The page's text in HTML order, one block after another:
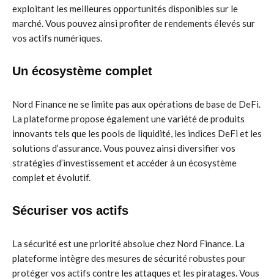
exploitant les meilleures opportunités disponibles sur le
marché. Vous pouvez ainsi profiter de rendements élevés sur
vos actifs numériques.
Un écosystème complet
Nord Finance ne se limite pas aux opérations de base de DeFi.
La plateforme propose également une variété de produits
innovants tels que les pools de liquidité, les indices DeFi et les
solutions d’assurance. Vous pouvez ainsi diversifier vos
stratégies d’investissement et accéder à un écosystème
complet et évolutif.
Sécuriser vos actifs
La sécurité est une priorité absolue chez Nord Finance. La
plateforme intègre des mesures de sécurité robustes pour
protéger vos actifs contre les attaques et les piratages. Vous